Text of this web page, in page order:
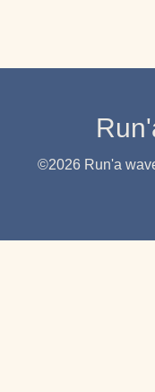
©2026 Run'a